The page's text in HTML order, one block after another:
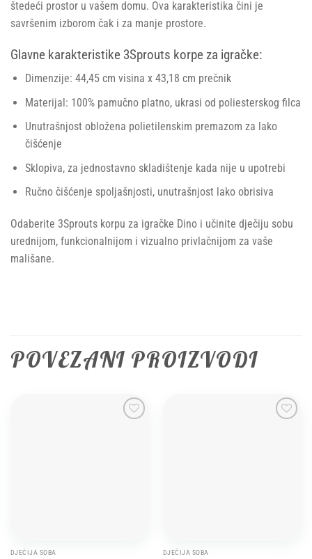
štedeći prostor u vašem domu. Ova karakteristika čini je
savršenim izborom čak i za manje prostore.
Glavne karakteristike 3Sprouts korpe za igračke:
Dimenzije: 44,45 cm visina x 43,18 cm prečnik
Materijal: 100% pamučno platno, ukrasi od poliesterskog filca
Unutrašnjost obložena polietilenskim premazom za lako
čišćenje
Sklopiva, za jednostavno skladištenje kada nije u upotrebi
Ručno čišćenje spoljašnjosti, unutrašnjost lako obrisiva
Odaberite 3Sprouts korpu za igračke Dino i učinite dječiju sobu
urednijom, funkcionalnijom i vizualno privlačnijom za vaše
mališane.
POVEZANI PROIZVODI
DJEČIJA SOBA DJEČIJA SOBA